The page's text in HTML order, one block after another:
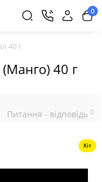
0
40 г
40 г
Питання - відповідь 0
Хіт